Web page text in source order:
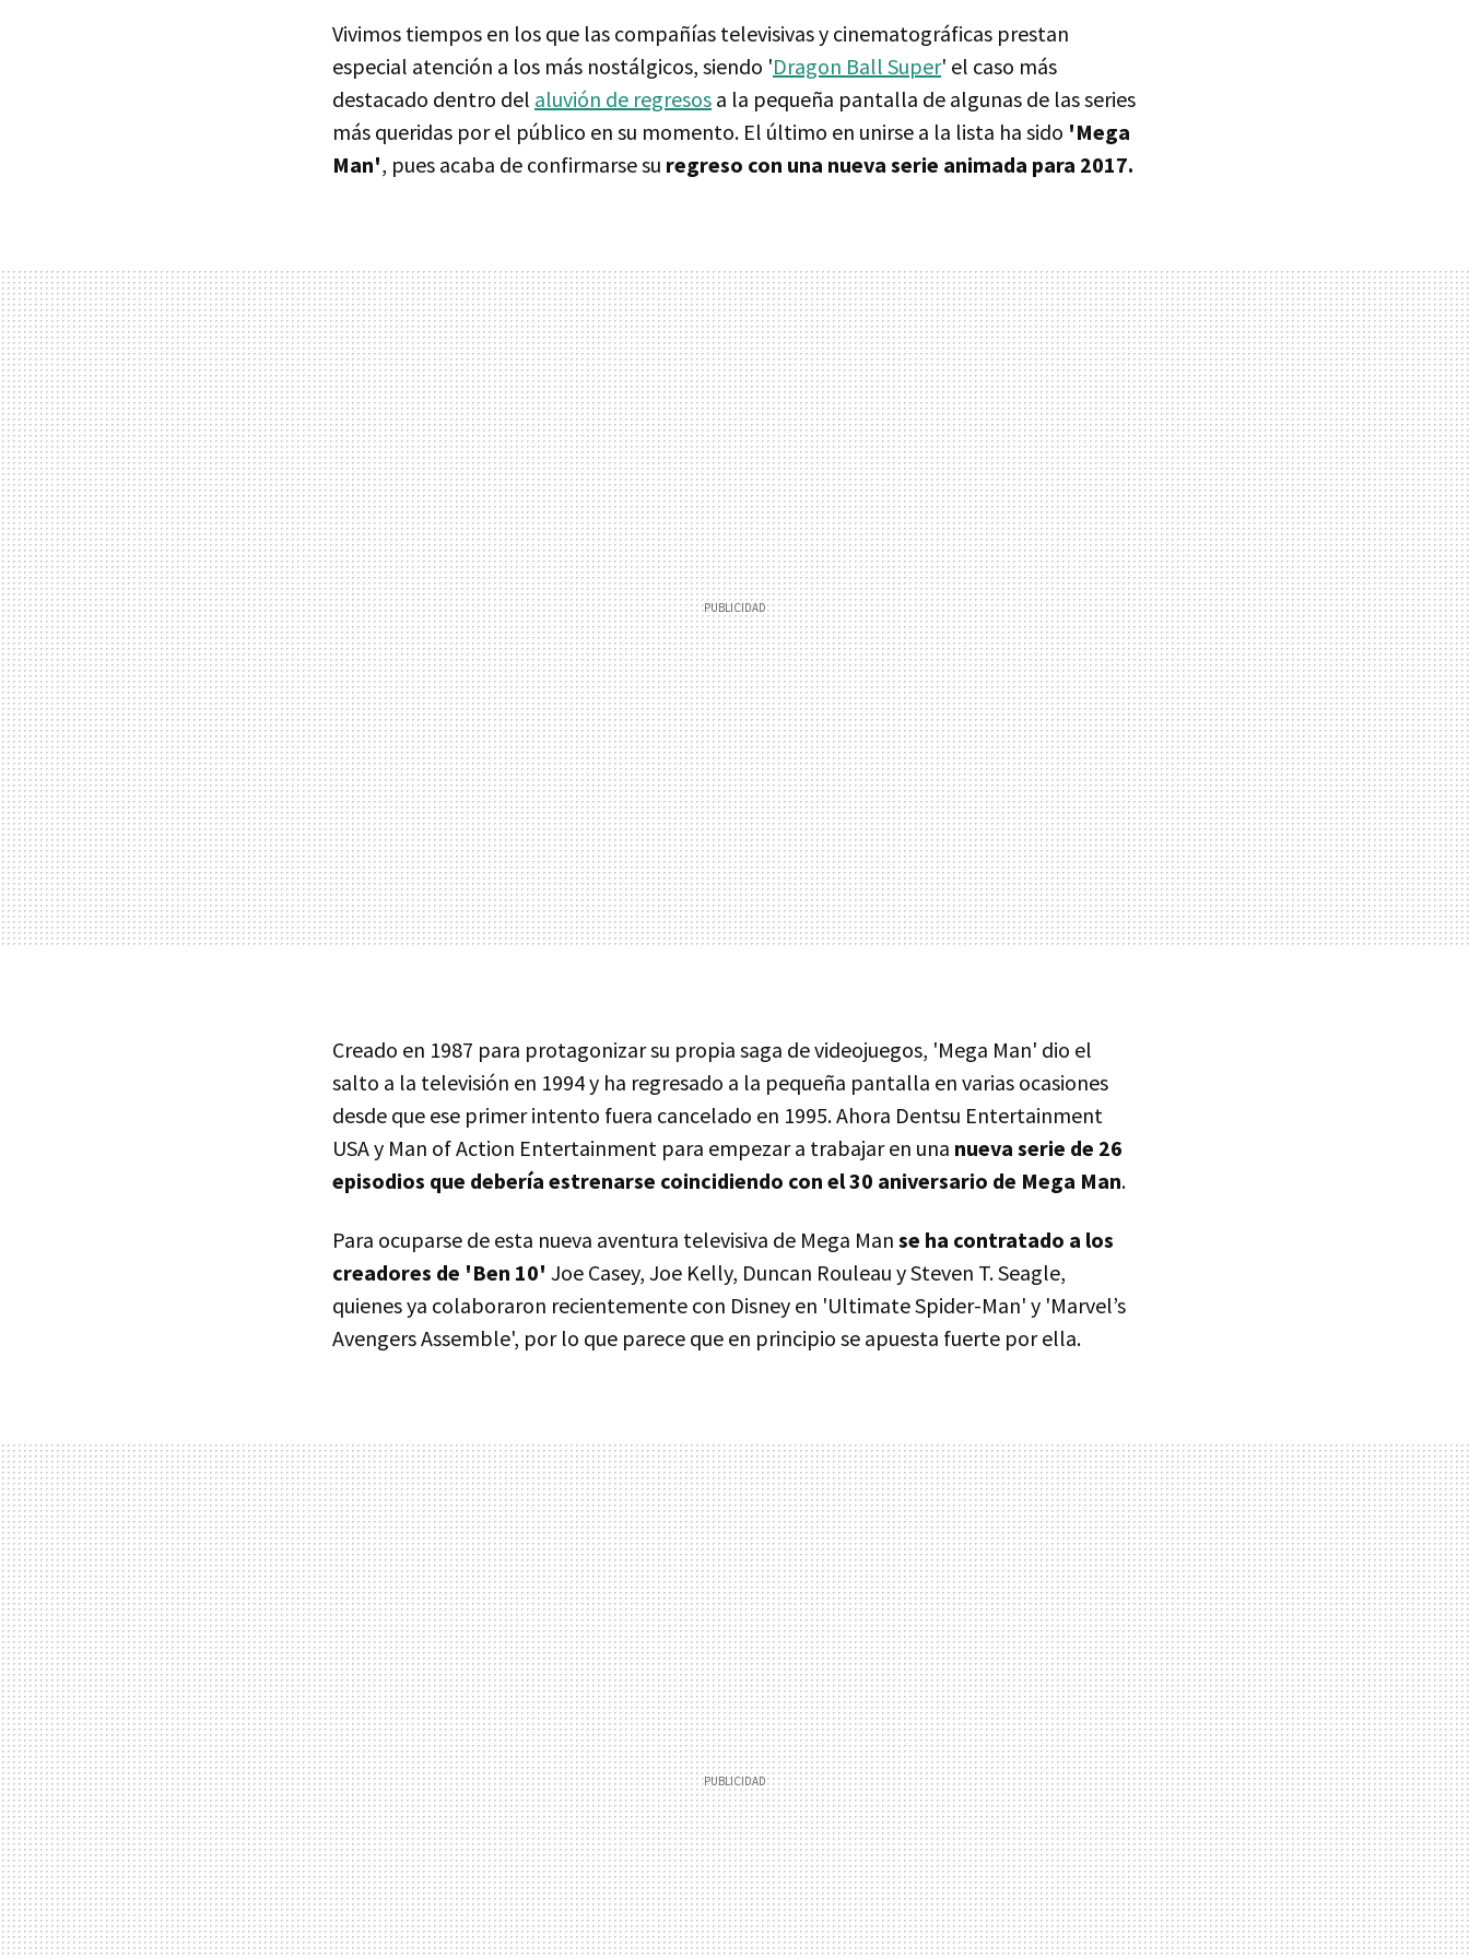
Vivimos tiempos en los que las compañías televisivas y cinematográficas prestan
especial atención a los más nostálgicos, siendo 'Dragon Ball Super' el caso más
destacado dentro del aluvión de regresos a la pequeña pantalla de algunas de las series
más queridas por el público en su momento. El último en unirse a la lista ha sido 'Mega
Man', pues acaba de confirmarse su regreso con una nueva serie animada para 2017.
Creado en 1987 para protagonizar su propia saga de videojuegos, 'Mega Man' dio el
salto a la televisión en 1994 y ha regresado a la pequeña pantalla en varias ocasiones
desde que ese primer intento fuera cancelado en 1995. Ahora Dentsu Entertainment
USA y Man of Action Entertainment para empezar a trabajar en una nueva serie de 26
episodios que debería estrenarse coincidiendo con el 30 aniversario de Mega Man.
Para ocuparse de esta nueva aventura televisiva de Mega Man se ha contratado a los
creadores de 'Ben 10' Joe Casey, Joe Kelly, Duncan Rouleau y Steven T. Seagle,
quienes ya colaboraron recientemente con Disney en 'Ultimate Spider-Man' y 'Marvel’s
Avengers Assemble', por lo que parece que en principio se apuesta fuerte por ella.